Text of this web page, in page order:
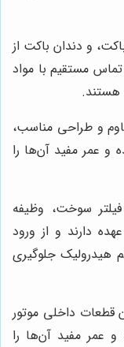
و دندان باکت از
مستقیم با مواد
هستند.
و طراحی مناسب،
و عمر مفید آن‌ها را
فیلتر سوخت، وظیفه
دارند و از ورود
هیدرولیک جلوگیری
قطعات داخلی موتور
عمر مفید آن‌ها را